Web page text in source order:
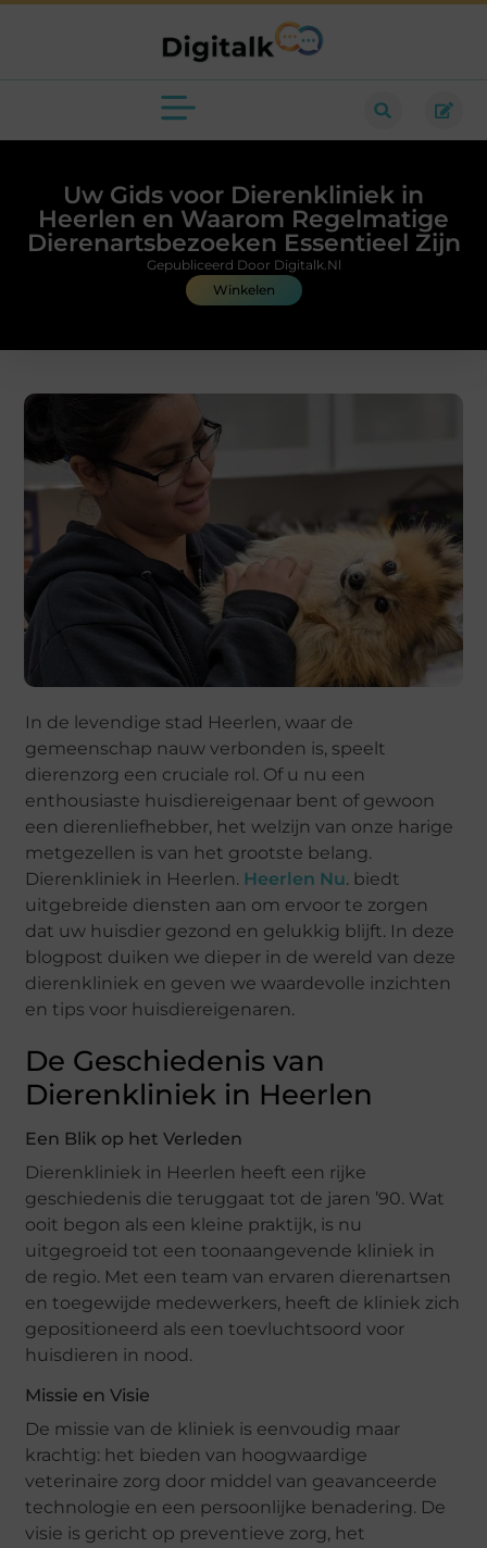
Uw Gids voor Dierenkliniek in
Heerlen en Waarom Regelmatige
Dierenartsbezoeken Essentieel Zijn
Winkelen
Gepubliceerd Door Digitalk.nl
In de levendige stad Heerlen, waar de
gemeenschap nauw verbonden is, speelt
dierenzorg een cruciale rol. Of u nu een
enthousiaste huisdiereigenaar bent of gewoon
een dierenliefhebber, het welzijn van onze harige
metgezellen is van het grootste belang.
Dierenkliniek in Heerlen. Heerlen Nu. biedt
uitgebreide diensten aan om ervoor te zorgen
dat uw huisdier gezond en gelukkig blijft. In deze
blogpost duiken we dieper in de wereld van deze
dierenkliniek en geven we waardevolle inzichten
en tips voor huisdiereigenaren.
De Geschiedenis van
Dierenkliniek in Heerlen
Een Blik op het Verleden
Dierenkliniek in Heerlen heeft een rijke
geschiedenis die teruggaat tot de jaren ’90. Wat
ooit begon als een kleine praktijk, is nu
uitgegroeid tot een toonaangevende kliniek in
de regio. Met een team van ervaren dierenartsen
en toegewijde medewerkers, heeft de kliniek zich
gepositioneerd als een toevluchtsoord voor
huisdieren in nood.
Missie en Visie
De missie van de kliniek is eenvoudig maar
krachtig: het bieden van hoogwaardige
veterinaire zorg door middel van geavanceerde
technologie en een persoonlijke benadering. De
visie is gericht op preventieve zorg, het